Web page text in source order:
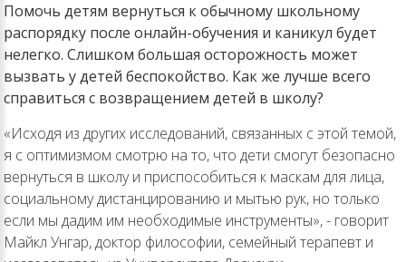
Помочь детям вернуться к обычному школьному
распорядку после онлайн-обучения и каникул будет
нелегко. Слишком большая осторожность может
вызвать у детей беспокойство. Как же лучше всего
справиться с возвращением детей в школу?
«Исходя из других исследований, связанных с этой темой,
я с оптимизмом смотрю на то, что дети смогут безопасно
вернуться в школу и приспособиться к маскам для лица,
социальному дистанцированию и мытью рук, но только
если мы дадим им необходимые инструменты», - говорит
Майкл Унгар, доктор философии, семейный терапевт и